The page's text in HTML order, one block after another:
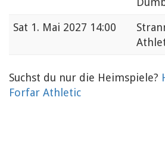
Sat 1. Mai 2027 14:00
Suchst du nur die Heimspiele?
Forfar Athletic